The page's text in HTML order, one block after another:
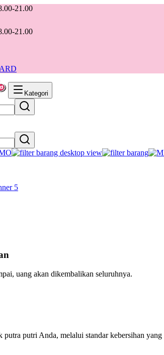
21.00
21.00
Kategori
uang akan dikembalikan seluruhnya.
putra putri Anda, melalui standar kebersihan yang